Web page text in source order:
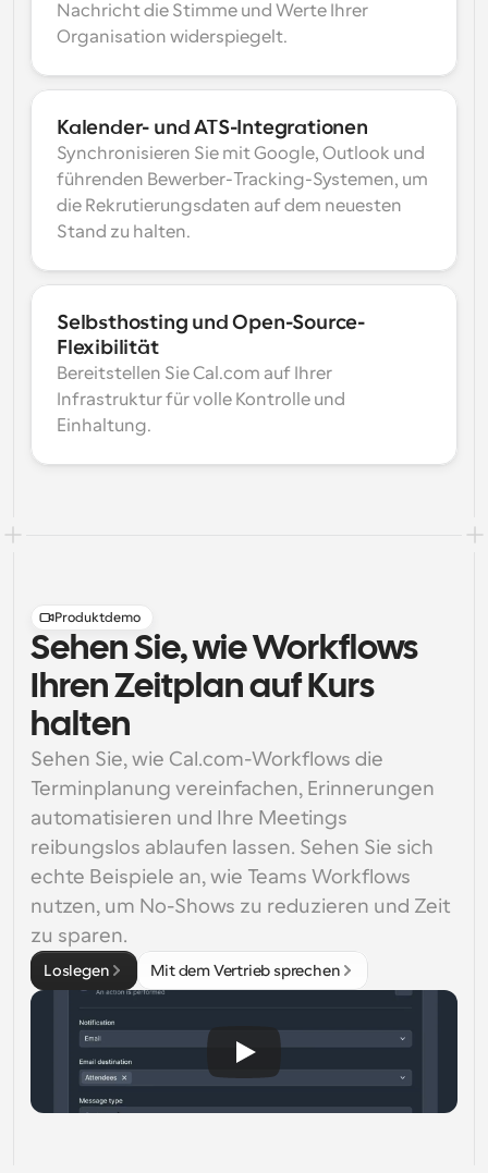
Nachricht die Stimme und Werte Ihrer
Organisation widerspiegelt.
Kalender- und ATS-Integrationen
Synchronisieren Sie mit Google, Outlook und
führenden Bewerber-Tracking-Systemen, um
die Rekrutierungsdaten auf dem neuesten
Stand zu halten.
Selbsthosting und Open-Source-
Flexibilität
Bereitstellen Sie Cal.com auf Ihrer
Infrastruktur für volle Kontrolle und
Einhaltung.
Produktdemo
Sehen Sie, wie Workflows
Ihren Zeitplan auf Kurs
halten
Sehen Sie, wie Cal.com-Workflows die
Terminplanung vereinfachen, Erinnerungen
automatisieren und Ihre Meetings
reibungslos ablaufen lassen. Sehen Sie sich
echte Beispiele an, wie Teams Workflows
nutzen, um No-Shows zu reduzieren und Zeit
zu sparen.
Loslegen Mit dem Vertrieb sprechen